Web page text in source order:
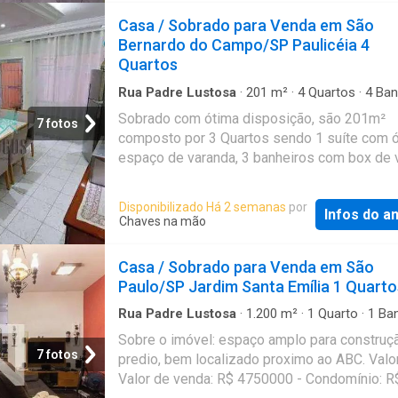
7 fotos
Casa / Sobrado para Venda em São
Bernardo do Campo/SP Paulicéia 4
Quartos
Rua Padre Lustosa · 201 m² · 4Quartos · 4
Sobrado com ótima disposição, são 201m²
composto por 3 Quartos sendo 1 suíte com
espaço de varanda, 3 banheiros com box de
com armários planejados, lavanderia com
vagas de garagem com portão automático.
Edícula com 1 Quarto, cozinha e 1 banheiro,
corredor lateral, iluminação natural e bem
Dispõem de um ótimo acabamento em todos
cômodos com piso frio em cerâmica. Sala
aconchegante com espaço e muito bom
Acesso ao segundo pavimento uma boa
quartos espaços com boa iluminação e bem
Disponibilizado Há 2 semanas por
Chaves na mão
Infos do
7 fotos
Casa / Sobrado para Venda em São
Paulo/SP Jardim Santa Emília 1
Rua Padre Lustosa · 1.200 m² · 1 Quarto · 1
Sobre o imóvel: espaço amplo para
predio, bem localizado proximo ao ABC.
Valor de venda: R$ 4750000 - Condomínio: